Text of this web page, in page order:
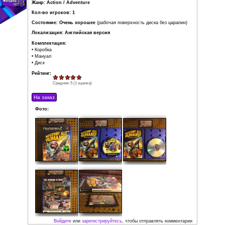
расстояниях, а еще для похищения и
уничтожения людей.
Разработчик: Pandemic Studios
Издатель: THQ
Product ID: SLES-53196
Регион: PAL
Жанр: Action / Adventure
Состояние: Очень хорошее(рабочая поверхность
Локализация: Английская версия
Комплектация:
• Коробка
• Мануал
• Диск
Рейтинг:
Средняя:5 (1оценка)